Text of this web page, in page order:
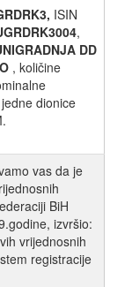
ISIN
,
DD
, količine
dionice
vas da je
BiH
izvršio:
vrijednosnih
registracije